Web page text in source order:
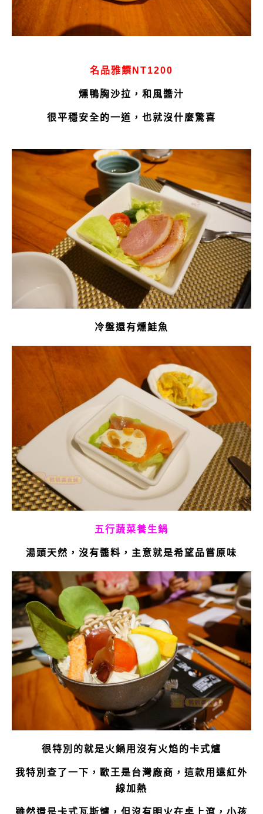
名品雅饌NT1200
燻鴨胸沙拉，和風醬汁
很平穩安全的一道，也就沒什麼驚喜
冷盤還有燻鮭魚
五行蔬菜養生鍋
湯頭天然，沒有醬料，主意就是希望品嘗原味
很特別的就是火鍋用沒有火焰的卡式爐
我特別查了一下，歐王是台灣廠商，這款用遠紅外
線加熱